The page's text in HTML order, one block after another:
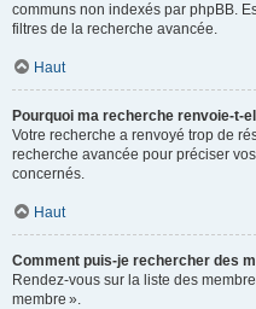
communs non indexés par phpBB.
filtres de la recherche avancée.
Haut
Pourquoi ma recherche renvoie-t-
Votre recherche a renvoyé trop de
recherche avancée pour préciser
concernés.
Haut
Comment puis-je rechercher des
Rendez-vous sur la liste des
membre ».